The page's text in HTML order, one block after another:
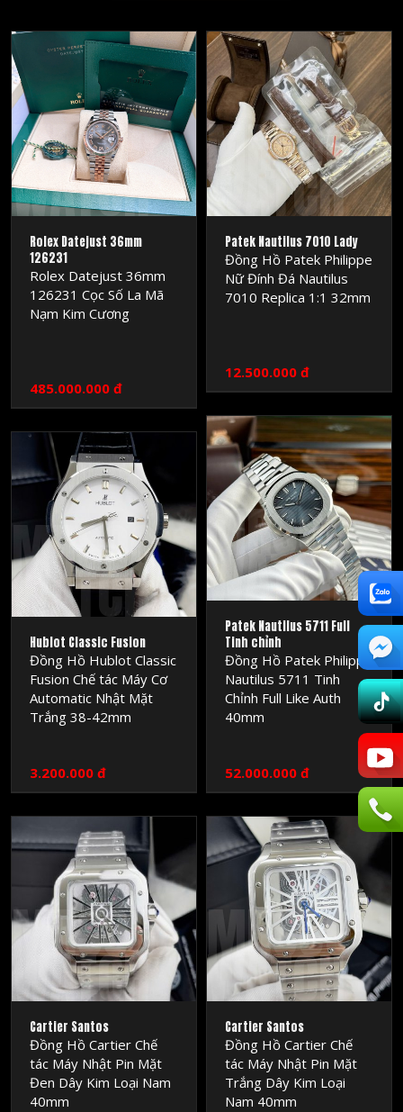
MRSOC
WATCH
Rolex Datejust 36mm
126231
Rolex Datejust 36mm
126231 Cọc Số La Mã
Nạm Kim Cương
485.000.000 đ
MRSOC
WATCH
Patek Nautilus 7010 Lady
Đồng Hồ Patek Philippe
Nữ Đính Đá Nautilus
7010 Replica 1:1 32mm
12.500.000 đ
MRSOC
WATCH
Patek Nautilus 5711 Full
Tinh chỉnh
Đồng Hồ Patek Philippe
Nautilus 5711 Tinh
Chỉnh Full Like Auth
40mm
52.000.000 đ
MRSOC
WATCH
Hublot Classic Fusion
Đồng Hồ Hublot Classic
Fusion Chế tác Máy Cơ
Automatic Nhật Mặt
Trắng 38-42mm
3.200.000 đ
MRSOC
WATCH
Cartier Santos
Đồng Hồ Cartier Chế
tác Máy Nhật Pin Mặt
Đen Dây Kim Loại Nam
40mm
MRSOC
WATCH
Cartier Santos
Đồng Hồ Cartier Chế
tác Máy Nhật Pin Mặt
Trắng Dây Kim Loại
Nam 40mm